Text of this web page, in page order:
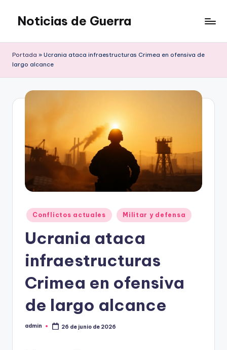
Saltar
contenido
Noticias de Guerra
Portada » Ucrania ataca infraestructuras Crimea en ofensiva de
largo alcance
Publicado
en
Conflictos actuales Militar y defensa
Ucrania ataca
infraestructuras
Crimea en ofensiva
de largo alcance
Publicado
admin 26 de junio de 2026